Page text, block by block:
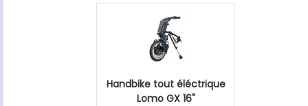
Handbike tout éléctrique
Lomo GX 16"